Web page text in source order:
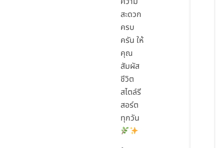
สะดวก
ครบ
ครัน ให้
คุณ
สัมผัส
ชีวิต
สไตล์รี
สอร์ต
ทุกวัน